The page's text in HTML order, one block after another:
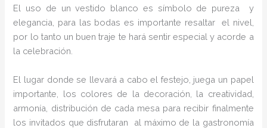
El uso de un vestido blanco es símbolo de pureza y
elegancia, para las bodas es importante resaltar el nivel,
por lo tanto un buen traje te hará sentir especial y acorde a
la celebración.
El lugar donde se llevará a cabo el festejo, juega un papel
importante, los colores de la decoración, la creatividad,
armonía, distribución de cada mesa para recibir finalmente
los invitados que disfrutaran al máximo de la gastronomía